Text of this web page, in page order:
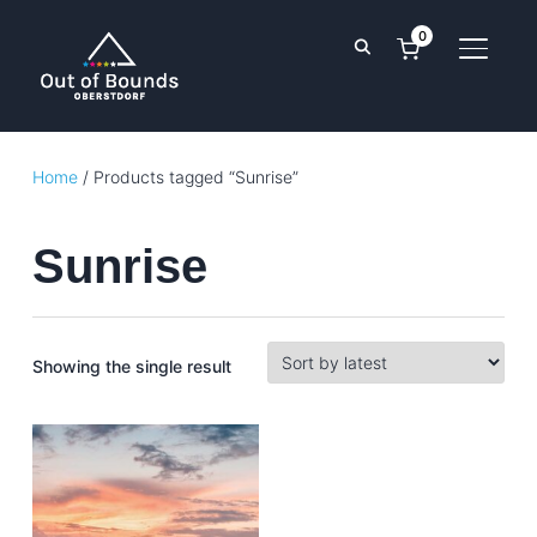
0
Home/ Products tagged “Sunrise”
Sunrise
Showing the single result